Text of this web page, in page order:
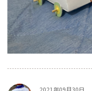
2021年09月30日